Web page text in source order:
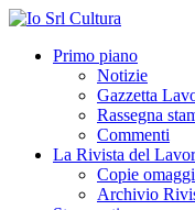
Primo piano
Notizie
Gazzetta
Rassegna
Commenti
La Rivista del
Copie
Archivio